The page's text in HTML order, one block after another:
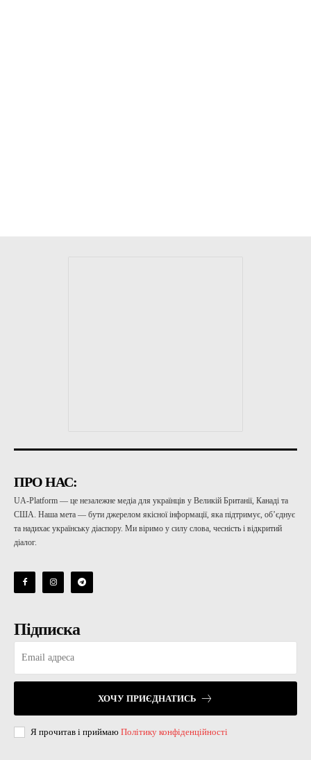
ПРО НАС:
UA-Platform — це незалежне медіа для українців у Великій Британії, Канаді та
США. Наша мета — бути джерелом якісної інформації, яка підтримує, об’єднує
та надихає українську діаспору. Ми віримо у силу слова, чесність і відкритий
діалог.
Підписка
ХОЧУ ПРИЄДНАТИСЬ
Я прочитав і приймаю Політику конфіденційності